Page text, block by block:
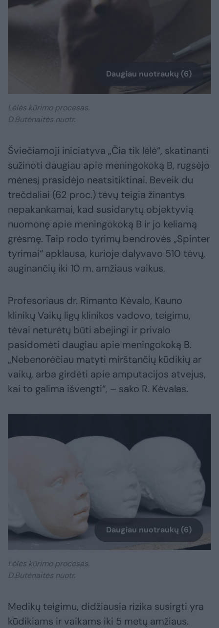
Daugiau nuotraukų (6)
Lėlės kūrimo procesas.
D.Butėnaitės nuotr.
Šviečiamoji iniciatyva „Čia tik lėlė“, skatinanti
sužinoti daugiau apie meningokoką B, rugsėjo
mėnesį prasidėjo neatsitiktinai. Beveik du
trečdaliai (62 proc.) tėvų teigia žinantys
nepakankamai, kad susidarytų objektyvią
nuomonę apie meningokoką B ir jo keliamą
grėsmę. Taip rodo tyrimų bendrovės „Spinter
tyrimai“ apklausa, kurioje dalyvavo 510 tėvų,
auginančių iki 10 m. amžiaus vaikus.
Profesoriaus dr. Rimanto Kėvalo, Kauno
klinikų Vaikų ligų klinikos vadovo, teigimu,
tėvai neturėtų būti abejingi ir privalo
pasidomėti daugiau apie meningokoką B.
„Nebenorėčiau matyti mirštančių kūdikių ar
vaikų, arba girdėti apie amputacijos atvejus,
kai to galima išvengti“, – sako R. Kėvalas.
Daugiau nuotraukų (6)
Lėlės kūrimo procesas.
D.Butėnaitės nuotr.
Medikų teigimu, didžiausia rizika susirgti yra
kūdikiams ir vaikams iki 5 metų amžiaus.